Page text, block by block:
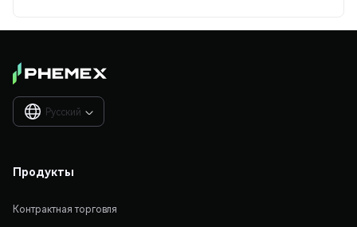
Русский 
Продукты
Контрактная торговля